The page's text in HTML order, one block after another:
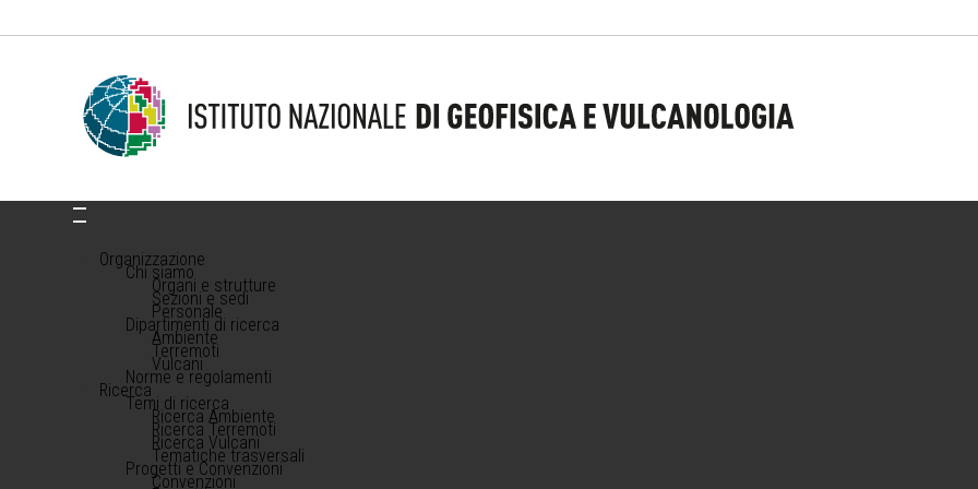
Organizzazione
Chi siamo
Organi e strutture
Sezioni e sedi
Personale
Dipartimenti di ricerca
Ambiente
Terremoti
Vulcani
Norme e regolamenti
Ricerca
Temi di ricerca
Ricerca Ambiente
Ricerca Terremoti
Ricerca Vulcani
Tematiche trasversali
Progetti e Convenzioni
Convenzioni